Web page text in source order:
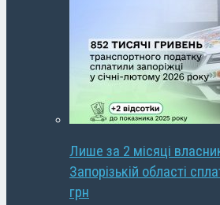
Лише за 2 місяці
Запорізькій області
грн